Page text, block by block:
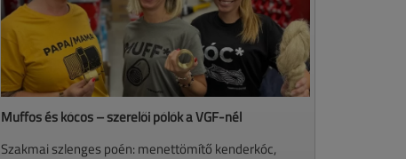
Muffos és kócos – szerelői pólók a VGF-nél
Szakmai szlenges poén: menettömítő kenderkóc,